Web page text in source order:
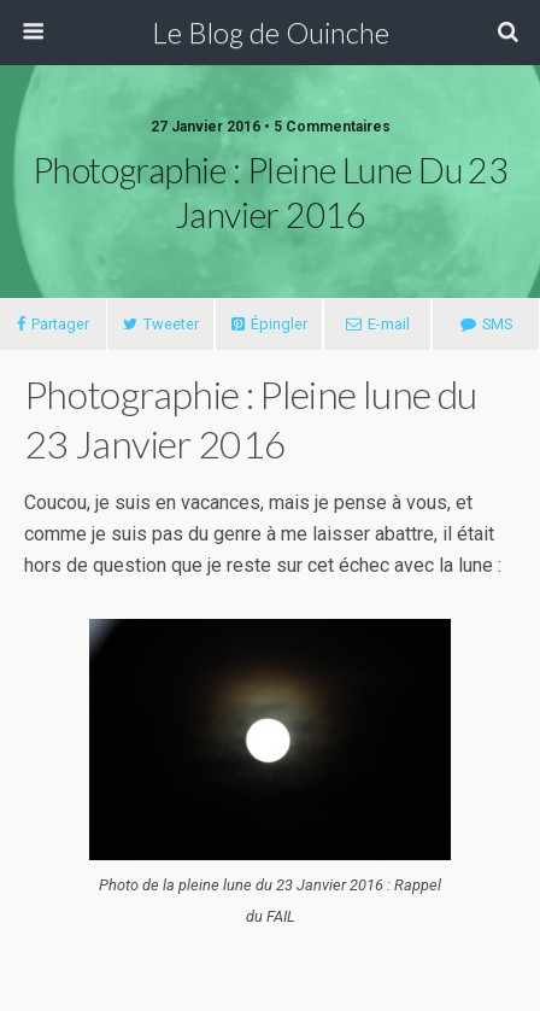
Le Blog de Ouinche
27 Janvier 2016 • 5 Commentaires
Photographie : Pleine Lune Du 23
Janvier 2016
Partager Tweeter Épingler E-mail SMS
Photographie : Pleine lune du
23 Janvier 2016
Coucou, je suis en vacances, mais je pense à vous, et
comme je suis pas du genre à me laisser abattre, il était
hors de question que je reste sur cet échec avec la lune :
Photo de la pleine lune du 23 Janvier 2016 : Rappel
du FAIL